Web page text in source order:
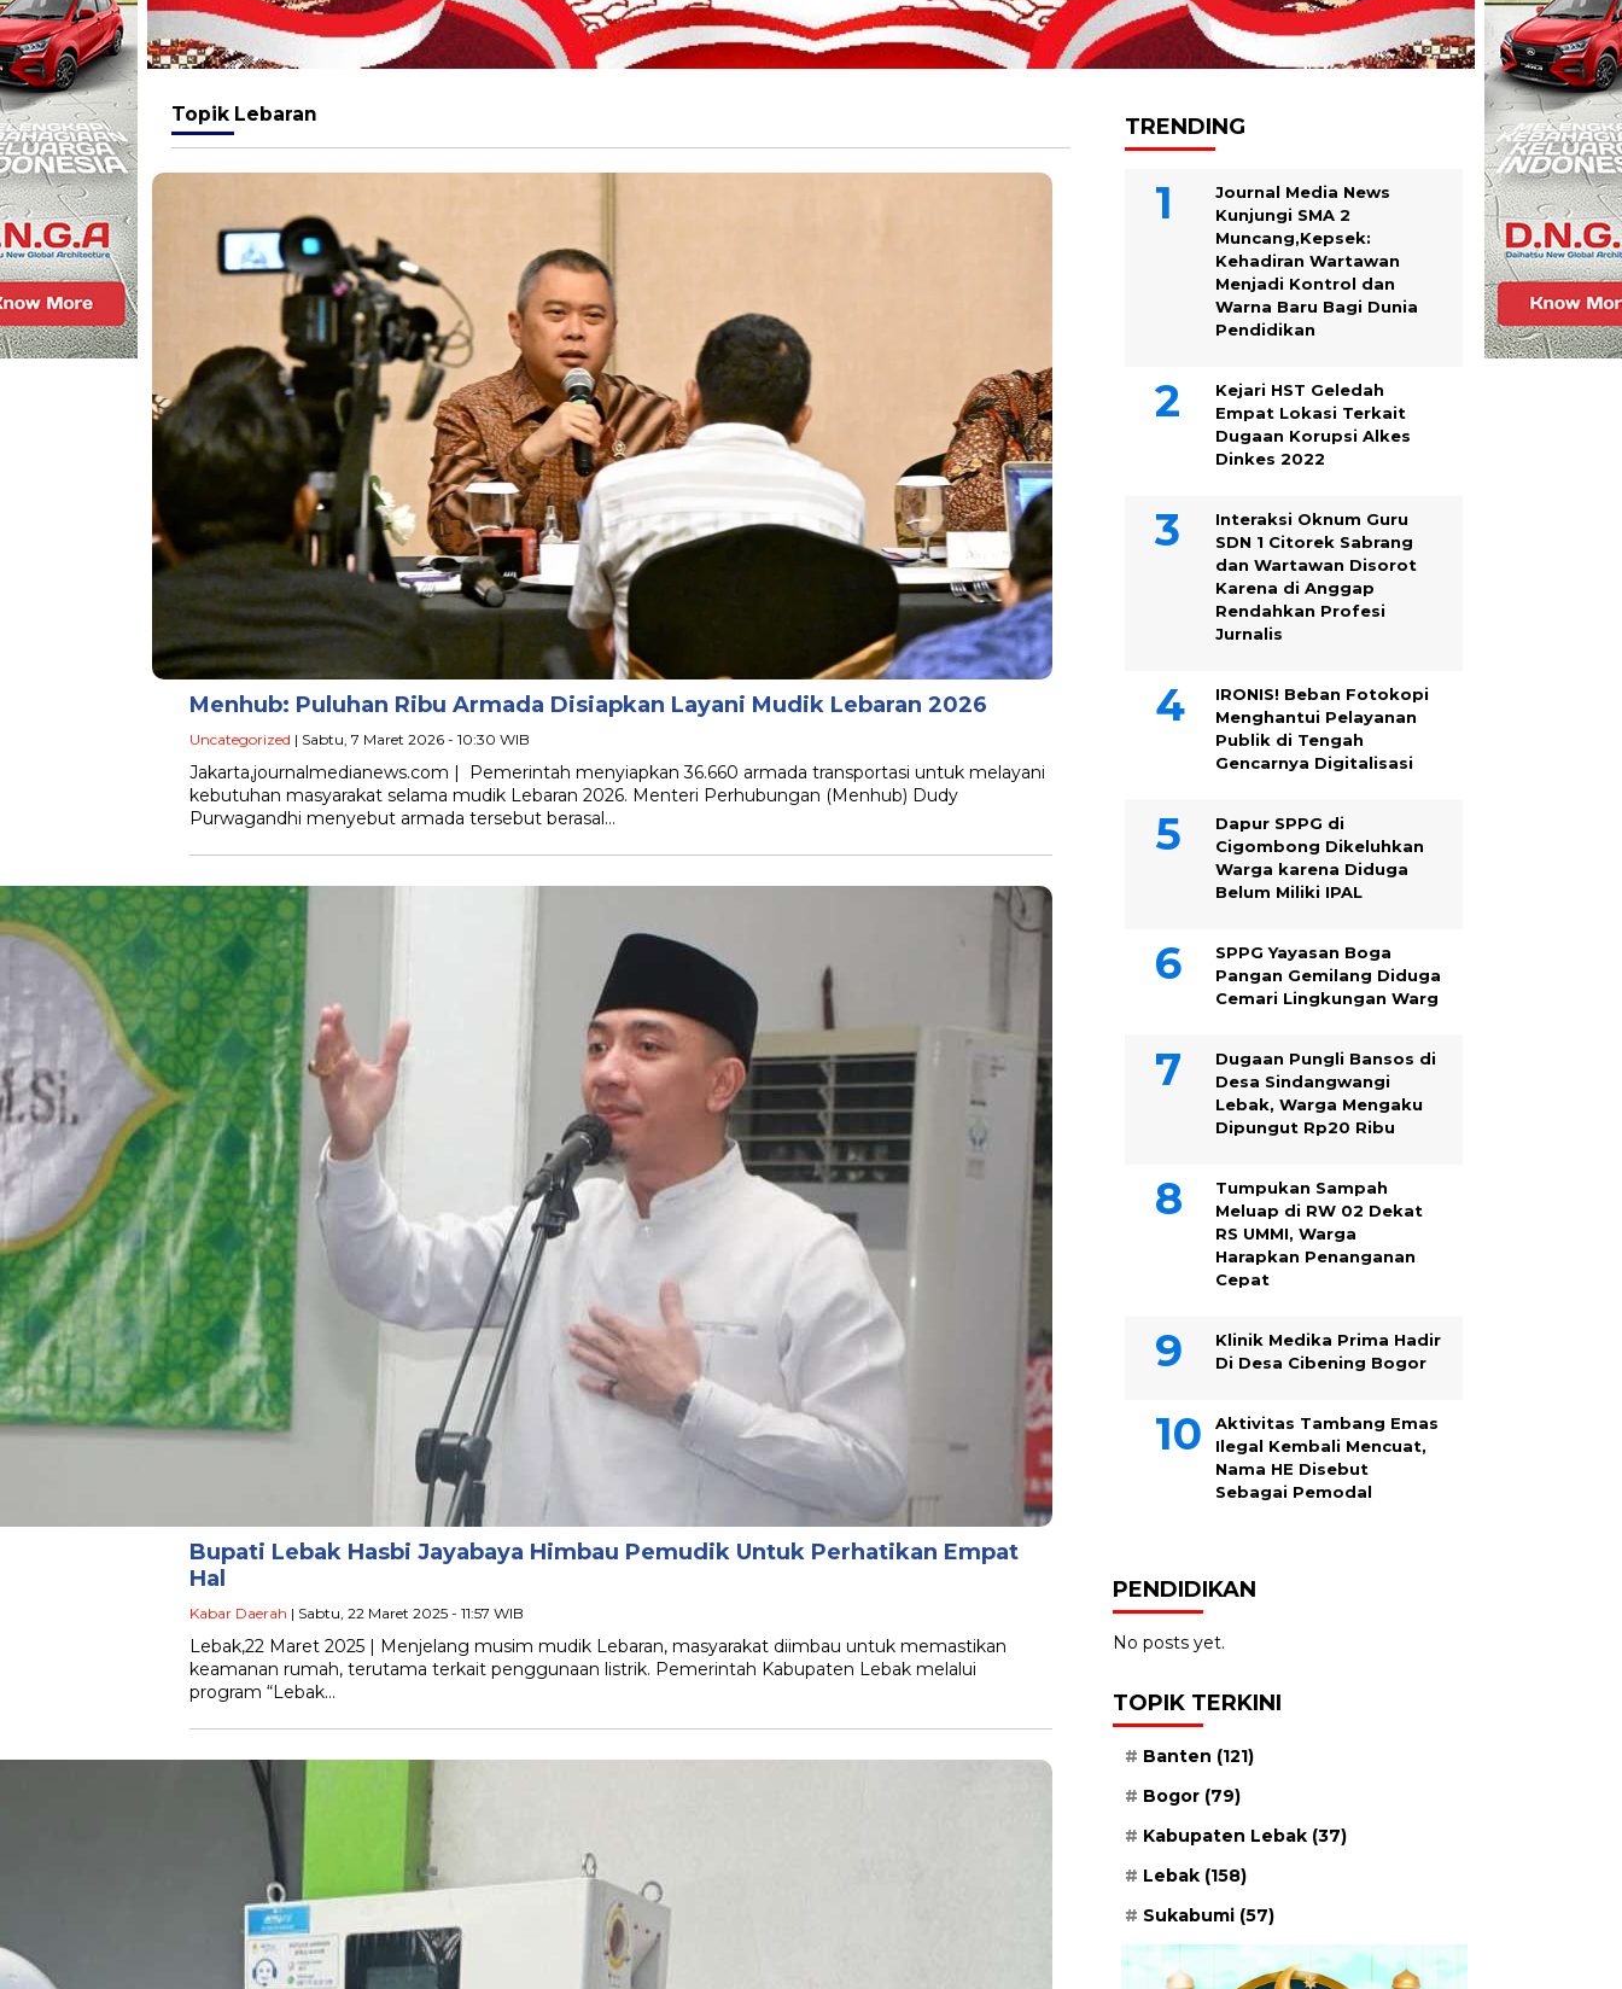
Topik Lebaran
Menhub: Puluhan Ribu Armada Disiapkan Layani Mudik Lebaran 2026
Uncategorized | Sabtu, 7 Maret 2026 - 10:30 WIB
Jakarta,journalmedianews.com | Pemerintah menyiapkan 36.660 armada transportasi untuk melayani
kebutuhan masyarakat selama mudik Lebaran 2026. Menteri Perhubungan (Menhub) Dudy
Purwagandhi menyebut armada tersebut berasal…
Bupati Lebak Hasbi Jayabaya Himbau Pemudik Untuk Perhatikan Empat
Hal
Kabar Daerah | Sabtu, 22 Maret 2025 - 11:57 WIB
Lebak,22 Maret 2025 | Menjelang musim mudik Lebaran, masyarakat diimbau untuk memastikan
keamanan rumah, terutama terkait penggunaan listrik. Pemerintah Kabupaten Lebak melalui
program “Lebak…
TRENDING
Journal Media News
Kunjungi SMA 2
Muncang,Kepsek:
Kehadiran Wartawan
Menjadi Kontrol dan
Warna Baru Bagi Dunia
Pendidikan
Kejari HST Geledah
Empat Lokasi Terkait
Dugaan Korupsi Alkes
Dinkes 2022
Interaksi Oknum Guru
SDN 1 Citorek Sabrang
dan Wartawan Disorot
Karena di Anggap
Rendahkan Profesi
Jurnalis
IRONIS! Beban Fotokopi
Menghantui Pelayanan
Publik di Tengah
Gencarnya Digitalisasi
Dapur SPPG di
Cigombong Dikeluhkan
Warga karena Diduga
Belum Miliki IPAL
SPPG Yayasan Boga
Pangan Gemilang Diduga
Cemari Lingkungan Warg
Dugaan Pungli Bansos di
Desa Sindangwangi
Lebak, Warga Mengaku
Dipungut Rp20 Ribu
Tumpukan Sampah
Meluap di RW 02 Dekat
RS UMMI, Warga
Harapkan Penanganan
Cepat
Klinik Medika Prima Hadir
Di Desa Cibening Bogor
Aktivitas Tambang Emas
Ilegal Kembali Mencuat,
Nama HE Disebut
Sebagai Pemodal
PENDIDIKAN
No posts yet.
TOPIK TERKINI
Banten (121)
Bogor (79)
Kabupaten Lebak (37)
Lebak (158)
Sukabumi (57)